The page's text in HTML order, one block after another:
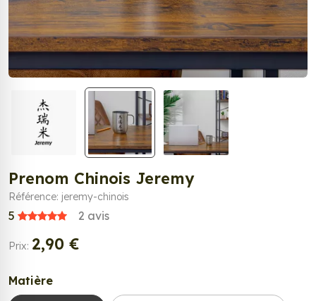
Prenom Chinois Jeremy
Référence: jeremy-chinois
5 2 avis
Prix: 2,90 €
Matière